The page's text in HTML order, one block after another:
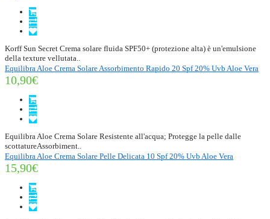
Korff Sun Secret Crema solare fluida SPF50+ (protezione alta) è un'emulsione
della texture vellutata..
Equilibra Aloe Crema Solare Assorbimento Rapido 20 Spf 20% Uvb Aloe Vera
10,90€
Equilibra Aloe Crema Solare Resistente all'acqua; Protegge la pelle dalle
scottatureAssorbiment..
Equilibra Aloe Crema Solare Pelle Delicata 10 Spf 20% Uvb Aloe Vera
15,90€